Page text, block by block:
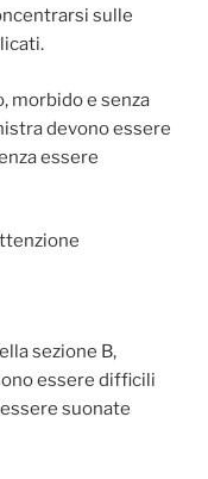
sulle
morbido e senza
devono essere
essere
sezione B,
essere difficili
suonate